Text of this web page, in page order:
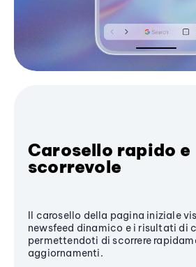
Carosello rapido e
scorrevole
Il carosello della pagina iniziale
newsfeed dinamico e i risultati di
permettendoti di scorrere
aggiornamenti.